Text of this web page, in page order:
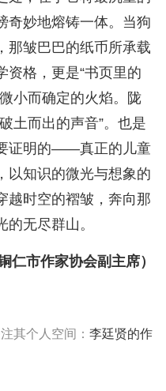
奇妙地熔铸一体。当狗
那皱巴巴的纸币所承载
资格，更是“书页里的
小而确定的火焰。陇
土而出的声音”。也是
证明的——真正的儿童
以知识的微光与想象的
越时空的褶皱，奔向那
无尽群山。
市作家协会副主席）
其个人空间： 李廷贤的作